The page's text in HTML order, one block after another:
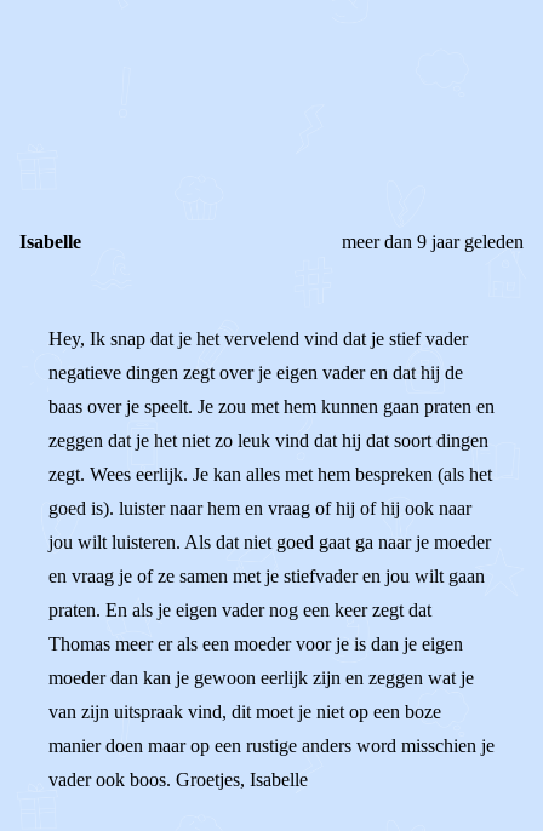
Isabelle meer dan 9 jaar geleden
Hey, Ik snap dat je het vervelend vind dat je stief vader
negatieve dingen zegt over je eigen vader en dat hij de
baas over je speelt. Je zou met hem kunnen gaan praten en
zeggen dat je het niet zo leuk vind dat hij dat soort dingen
zegt. Wees eerlijk. Je kan alles met hem bespreken (als het
goed is). luister naar hem en vraag of hij of hij ook naar
jou wilt luisteren. Als dat niet goed gaat ga naar je moeder
en vraag je of ze samen met je stiefvader en jou wilt gaan
praten. En als je eigen vader nog een keer zegt dat
Thomas meer er als een moeder voor je is dan je eigen
moeder dan kan je gewoon eerlijk zijn en zeggen wat je
van zijn uitspraak vind, dit moet je niet op een boze
manier doen maar op een rustige anders word misschien je
vader ook boos. Groetjes, Isabelle